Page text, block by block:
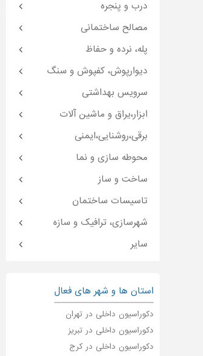
درب و پنجره
مصالح ساختمانی
پله، نرده و حفاظ
دیوارپوش، کفپوش و سنگ
سرویس بهداشتی
ابزار،یراق و ماشین آلات
برقی،روشنایی،ایمنی
محوطه سازی و نما
ساخت و ساز
تاسیسات ساختمان
شهرسازی، ترافیک و سازه
سایر
استان ها و شهر های فعال
دکوراسیون داخلی در تهران
دکوراسیون داخلی در تبریز
دکوراسیون داخلی در کرج